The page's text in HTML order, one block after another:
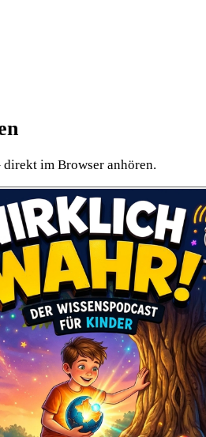
im Browser anhören.